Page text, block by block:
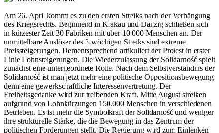
Am 26. April kommt es zu den ersten Streiks nach der Verhängung
des Kriegsrechts. Beginnend in Krakau und Danzig schließen sich
in kürzester Zeit 30 Fabriken mit über 10.000 Menschen an. Der
unmittelbare Auslöser des 3-wöchigen Streiks sind extreme
Preissteigerungen. Dementsprechend artikuliert der Protest in erster
Linie Lohnsteigerungen. Die Wiederzulassung der Solidarność spielt
zunächst eine untergeordnete Rolle. Nach dem Selbstverständnis der
Solidarność ist man jetzt mehr eine politische Oppositionsbewegung
denn eine gewerkschaftliche Interessenvertretung. Der
Freiheitsgedanke wird zur treibenden Kraft. Mitte August streiken
aufgrund von Lohnkürzungen 150.000 Menschen in verschiedenen
Betrieben. Es ist mehr die Symbolkraft der Solidarność und weniger
ihre strukturelle Stärke, die die Bewegung in das Zentrum der
politischen Forderungen stellt. Die Regierung wird zum Einlenken